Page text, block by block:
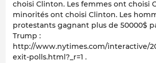
choisi Clinton. Les femmes ont choisi
minorités ont choisi Clinton. Les
protestants gagnant plus de 50000$
Trump :
http://www.nytimes.com/interactive/
exit-polls.html?_r=1 .